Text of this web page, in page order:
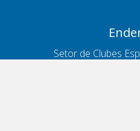
Setor de Clubes